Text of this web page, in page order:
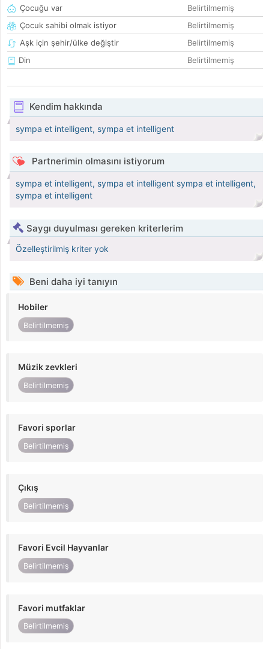
Çocuğu var
Belirtilmemiş
Çocuk sahibi olmak istiyor
Belirtilmemiş
Aşk için şehir/ülke değiştir
Belirtilmemiş
Din
Belirtilmemiş
Kendim hakkında
sympa et intelligent, sympa et intelligent
Partnerimin olmasını istiyorum
sympa et intelligent, sympa et intelligent sympa et intelligent,
sympa et intelligent
Saygı duyulması gereken kriterlerim
Özelleştirilmiş kriter yok
Beni daha iyi tanıyın
Hobiler
Belirtilmemiş
Müzik zevkleri
Belirtilmemiş
Favori sporlar
Belirtilmemiş
Çıkış
Belirtilmemiş
Favori Evcil Hayvanlar
Belirtilmemiş
Favori mutfaklar
Belirtilmemiş